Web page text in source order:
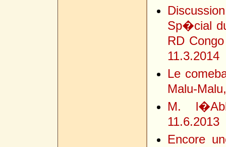
Sp�cial
RD
11.3.2014
Le
Malu-
M.
11.6.2013
Encore